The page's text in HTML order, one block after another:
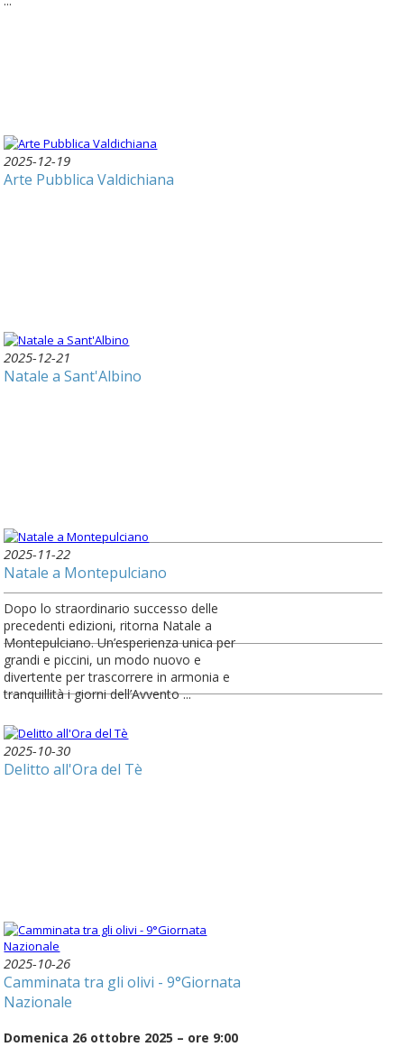
2025-12-19
Arte Pubblica Valdichiana
2025-12-21
Natale a Sant'Albino
2025-11-22
Natale a Montepulciano
Dopo lo straordinario successo delle
precedenti edizioni, ritorna Natale a
Montepulciano. Un’esperienza unica per
grandi e piccini, un modo nuovo e
divertente per trascorrere in armonia e
tranquillità i giorni dell’Avvento ...
2025-10-30
Delitto all'Ora del Tè
2025-10-26
Camminata tra gli olivi - 9°Giornata
Nazionale
Domenica 26 ottobre 2025 – ore 9:00